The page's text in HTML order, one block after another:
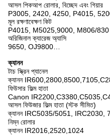
আসল পিকআপ রোলার, বিচ্ছেদ এবং গিয়ার
P3005, 2420, 4250, P4015,
মূল রক্ষণাবেক্ষণ কিট
P4015, M5025,9000, M806/830
অরিজিনাল ক্যারেজ অ্যাসি
9650, OJ9800…
ক্যানন
টাচ স্ক্রিন প্যানেল
ক্যানন
ফিউসার ফিল্ম হাতা
Canon
আসল ফিউজার ফিল্ম হাতা (স্টক সীমিত)
ক্যানন IRC5035/5051, IRC2030,
নিম্ন রোলার
ক্যানন IR2016,2520,1024